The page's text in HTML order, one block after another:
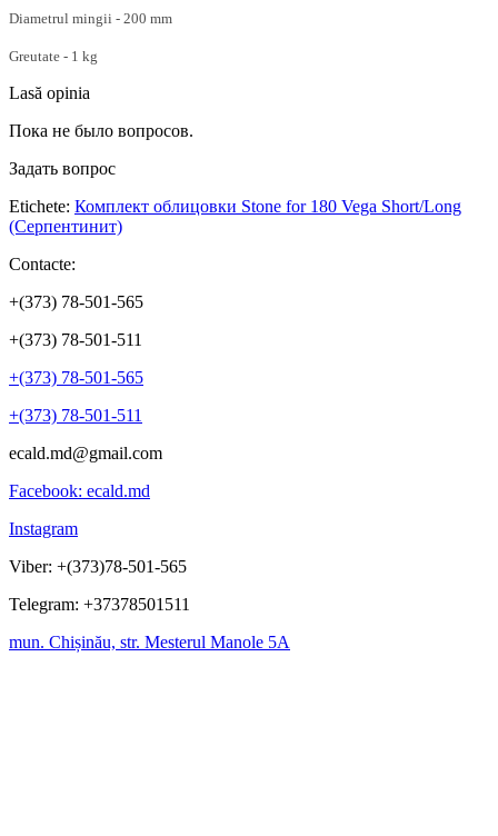
Diametrul mingii - 200 mm
Greutate - 1 kg
Lasă opinia
Пока не было вопросов.
Задать вопрос
Etichete: Комплект облицовки Stone for 180 Vega Short/Long
(Серпентинит)
Contacte:
+(373) 78-501-565
+(373) 78-501-511
+(373) 78-501-565
+(373) 78-501-511
ecald.md@gmail.com
Facebook: ecald.md
Instagram
Viber: +(373)78-501-565
Telegram: +37378501511
mun. Chișinău, str. Mesterul Manole 5A